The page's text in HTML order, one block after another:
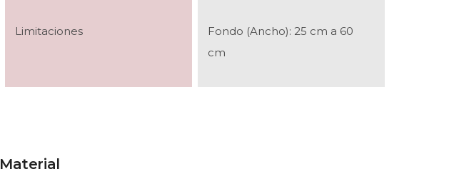
Limitaciones
Fondo (Ancho): 25 cm a 60
cm
Material